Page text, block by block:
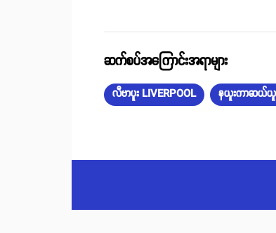
ဆက်စပ်အကြောင်းအရာများ
လီဗာပူး LIVERPOOL နယူးကာဆယ်ယူ